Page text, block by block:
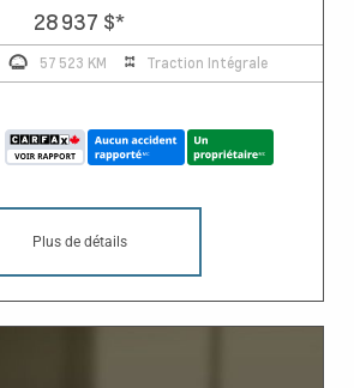
28 937 $*
57 523 KM Traction Intégrale
Plus de détails